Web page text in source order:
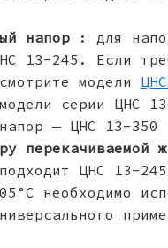
напор
: для
13-245. Если
модели
серии ЦНС
напор — ЦНС 13-
перекачиваемой
ЦНС 13-
необходимо